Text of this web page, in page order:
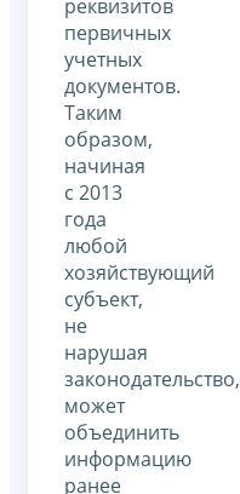
реквизитов
первичных
учетных
документов.
Таким
образом,
начиная
с 2013
года
любой
хозяйствующий
субъект,
не
нарушая
законодательство,
может
объединить
информацию
ранее